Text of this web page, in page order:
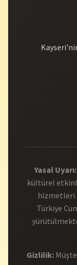
Yasal Uyarı:
kültürel
hizmetleri
Türkiye
Gizlilik: